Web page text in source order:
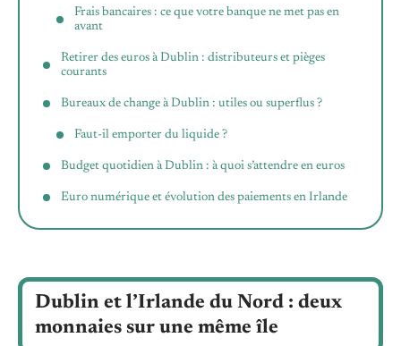
Frais bancaires : ce que votre banque ne met pas en
avant
Retirer des euros à Dublin : distributeurs et pièges
courants
Bureaux de change à Dublin : utiles ou superflus ?
Faut-il emporter du liquide ?
Budget quotidien à Dublin : à quoi s’attendre en euros
Euro numérique et évolution des paiements en Irlande
Dublin et l’Irlande du Nord : deux
monnaies sur une même île